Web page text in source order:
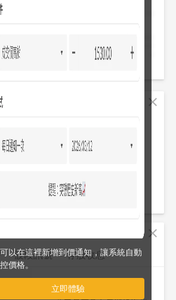
以在這裡新增到價通知，讓系統自動
價格。
立即體驗
13 13:30
往訂閱
close
註冊會員使用
註冊/登入
close
波段訊號 存股收息
價值??